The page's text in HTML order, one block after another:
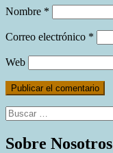
Nombre *
Correo electrónico *
Web
Buscar:
Sobre Nosotros